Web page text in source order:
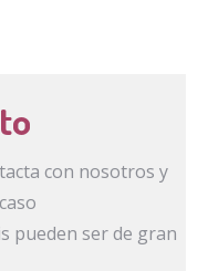
con nosotros y
pueden ser de gran